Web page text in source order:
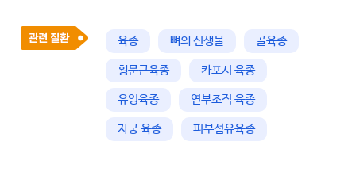
육종 뼈의 신생물 골육종
횡문근육종 카포시 육종
유잉육종 연부조직 육종
자궁 육종 피부섬유육종